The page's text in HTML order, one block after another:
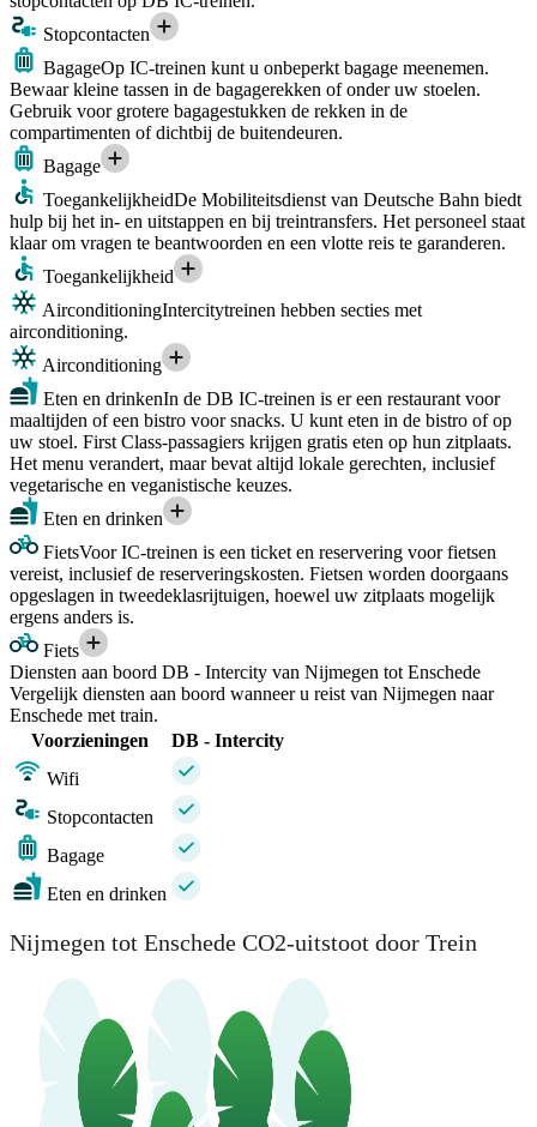
Stopcontacten
BagageOp IC-treinen kunt u onbeperkt bagage meenemen.
Bewaar kleine tassen in de bagagerekken of onder uw stoelen.
Gebruik voor grotere bagagestukken de rekken in de
compartimenten of dichtbij de buitendeuren.
Bagage
ToegankelijkheidDe Mobiliteitsdienst van Deutsche Bahn biedt
hulp bij het in- en uitstappen en bij treintransfers. Het personeel staat
klaar om vragen te beantwoorden en een vlotte reis te garanderen.
Toegankelijkheid
AirconditioningIntercitytreinen hebben secties met
airconditioning.
Airconditioning
Eten en drinkenIn de DB IC-treinen is er een restaurant voor
maaltijden of een bistro voor snacks. U kunt eten in de bistro of op
uw stoel. First Class-passagiers krijgen gratis eten op hun zitplaats.
Het menu verandert, maar bevat altijd lokale gerechten, inclusief
vegetarische en veganistische keuzes.
Eten en drinken
FietsVoor IC-treinen is een ticket en reservering voor fietsen
vereist, inclusief de reserveringskosten. Fietsen worden doorgaans
opgeslagen in tweedeklasrijtuigen, hoewel uw zitplaats mogelijk
ergens anders is.
Fiets
Diensten aan boord DB - Intercity van Nijmegen tot Enschede
Vergelijk diensten aan boord wanneer u reist van Nijmegen naar
Enschede met train.
Voorzieningen
DB - Intercity
Wifi
Stopcontacten
Bagage
Eten en drinken
Nijmegen tot Enschede CO2-uitstoot door Trein